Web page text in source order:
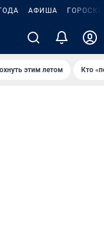
АФИША
этим летом Кто